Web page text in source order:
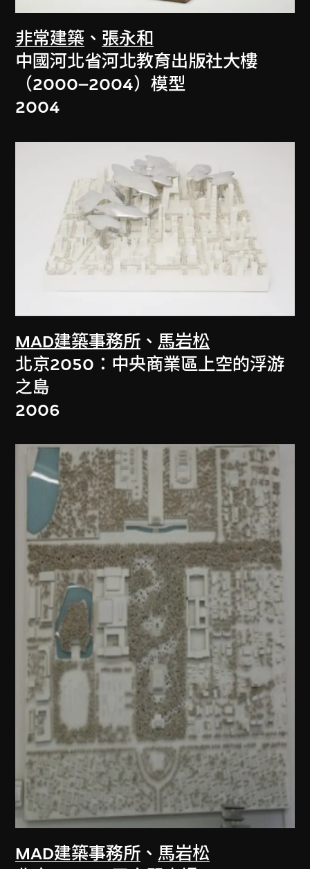
非常建築 、 張永和
中國河北省河北教育出版社大樓
（2000–2004）模型
2004
MAD建築事務所 、 馬岩松
北京2050：中央商業區上空的浮游
之島
2006
MAD建築事務所 、 馬岩松